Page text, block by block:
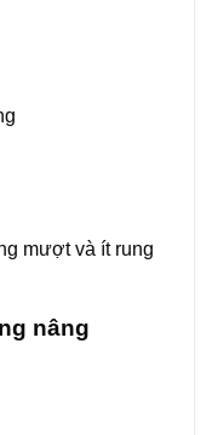
mượt và ít rung
nâng